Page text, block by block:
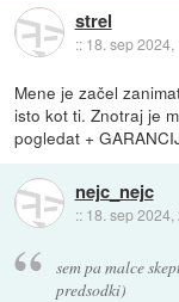
strel
:: 18. sep 2024,
Mene je začel
isto kot ti. Znotraj je
pogledat +
nejc_nejc
:: 18. sep 2024,
sem pa malce
predsodki)